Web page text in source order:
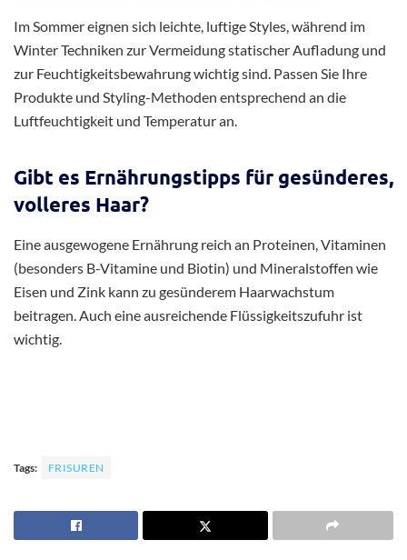
Im Sommer eignen sich leichte, luftige Styles, während im
Winter Techniken zur Vermeidung statischer Aufladung und
zur Feuchtigkeitsbewahrung wichtig sind. Passen Sie Ihre
Produkte und Styling-Methoden entsprechend an die
Luftfeuchtigkeit und Temperatur an.
Gibt es Ernährungstipps für gesünderes,
volleres Haar?
Eine ausgewogene Ernährung reich an Proteinen, Vitaminen
(besonders B-Vitamine und Biotin) und Mineralstoffen wie
Eisen und Zink kann zu gesünderem Haarwachstum
beitragen. Auch eine ausreichende Flüssigkeitszufuhr ist
wichtig.
Tags: FRISUREN